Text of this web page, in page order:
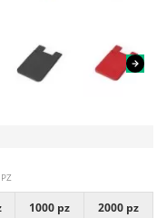
1000 pz
2000 pz